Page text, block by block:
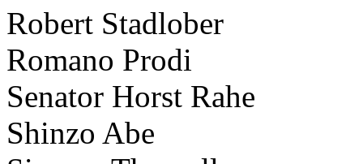
Robert Stadlober
Romano Prodi
Senator Horst Rahe
Shinzo Abe